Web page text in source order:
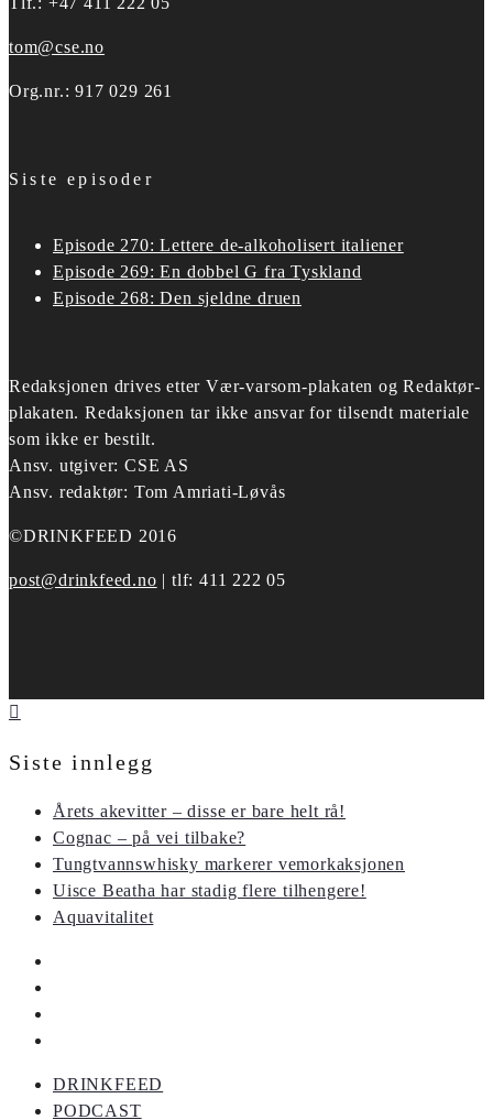
tom@cse.no
Org.nr.: 917 029 261
Siste episoder
Episode 270: Lettere de-alkoholisert italiener
Episode 269: En dobbel G fra Tyskland
Episode 268: Den sjeldne druen
Redaksjonen drives etter Vær-varsom-plakaten og Redaktør-
plakaten. Redaksjonen tar ikke ansvar for tilsendt materiale
som ikke er bestilt.
Ansv. utgiver: CSE AS
Ansv. redaktør: Tom Amriati-Løvås
©DRINKFEED 2016
post@drinkfeed.no | tlf: 411 222 05
Siste innlegg
Årets akevitter – disse er bare helt rå!
Cognac – på vei tilbake?
Tungtvannswhisky markerer vemorkaksjonen
Uisce Beatha har stadig flere tilhengere!
Aquavitalitet
DRINKFEED
PODCAST